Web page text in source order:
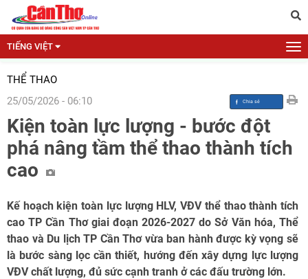
TIẾNG VIỆT
THỂ THAO
25/05/2026 - 06:10
Kiện toàn lực lượng - bước đột
phá nâng tầm thể thao thành tích
cao
Kế hoạch kiện toàn lực lượng HLV, VĐV thể thao thành tích
cao TP Cần Thơ giai đoạn 2026-2027 do Sở Văn hóa, Thể
thao và Du lịch TP Cần Thơ vừa ban hành được kỳ vọng sẽ
là bước sàng lọc cần thiết, hướng đến xây dựng lực lượng
VĐV chất lượng, đủ sức cạnh tranh ở các đấu trường lớn.